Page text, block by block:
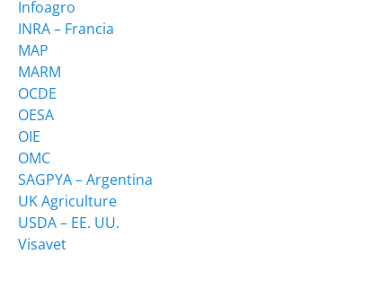
Infoagro
INRA – Francia
MAP
MARM
OCDE
OESA
OIE
OMC
SAGPYA – Argentina
UK Agriculture
USDA – EE. UU.
Visavet